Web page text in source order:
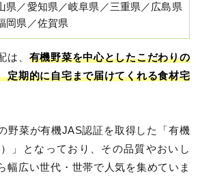
県／愛知県／岐阜県／三重県／広島県
岡県／佐賀県
は、 有機野菜を中心としたこだわりの
定期的に自宅まで届けてくれる食材宅
野菜が有機JAS認証を取得した「有機
」となっており、その品質やおいし
幅広い世代・世帯で人気を集めていま